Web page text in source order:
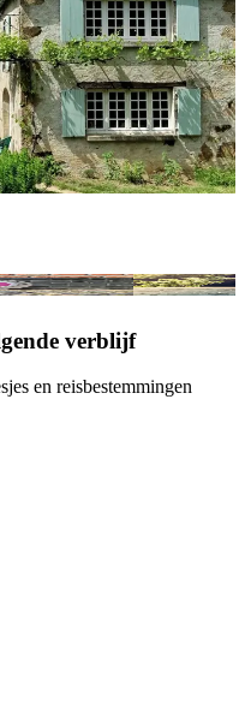
bent naar ideeën voor
plek. Onzereispagina
het beste uit elke reis te
uitvalsbasis zijn voor
cultuur en schoonheid van
in een wereld vol kleine
Nederland 2026'Luxe B&B's
verblijf
en reisbestemmingen